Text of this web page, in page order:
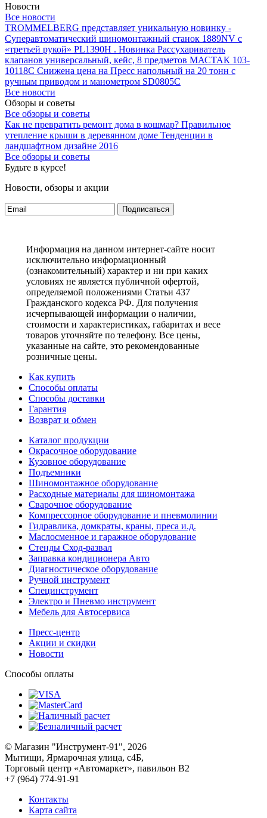
Новости
Все новости
TROMMELBERG представляет уникальную новинку -
Суперавтоматический шиномонтажный станок 1889NV с
«третьей рукой» PL1390H . Новинка Рассухариватель
клапанов универсальный, кейс, 8 предметов МАСТАК 103-
10118C Снижена цена на Пресс напольный на 20 тонн с
ручным приводом и манометром SD0805C
Все новости
Обзоры и советы
Все обзоры и советы
Как не превратить ремонт дома в кошмар? Правильное
утепление крыши в деревянном доме Тенденции в
ландшафтном дизайне 2016
Все обзоры и советы
Будьте в курсе!
Новости, обзоры и акции
Подписаться
Информация на данном интернет-сайте носит
исключительно информационный
(ознакомительный) характер и ни при каких
условиях не является публичной офертой,
определяемой положениями Статьи 437
Гражданского кодекса РФ. Для получения
исчерпывающей информации о наличии,
стоимости и характеристиках, габаритах и весе
товаров уточняйте по телефону. Все цены,
указанные на сайте, это рекомендованные
розничные цены.
Как купить
Способы оплаты
Способы доставки
Гарантия
Возврат и обмен
Каталог продукции
Окрасочное оборудование
Кузовное оборудование
Подъемники
Шиномонтажное оборудование
Расходные материалы для шиномонтажа
Сварочное оборудование
Компрессорное оборудование и пневмолинии
Гидравлика, домкраты, краны, преса и.д.
Маслосменное и гаражное оборудование
Стенды Сход-развал
Заправка кондиционера Авто
Диагностическое оборудование
Ручной инструмент
Специнструмент
Электро и Пневмо инструмент
Мебель для Автосервиса
Пресс-центр
Акции и скидки
Новости
Способы оплаты
© Магазин "Инструмент-91", 2026
Мытищи, Ярмарочная улица, с4Б,
Торговый центр «Автомаркет», павильон В2
+7 (964) 774-91-91
Контакты
Карта сайта